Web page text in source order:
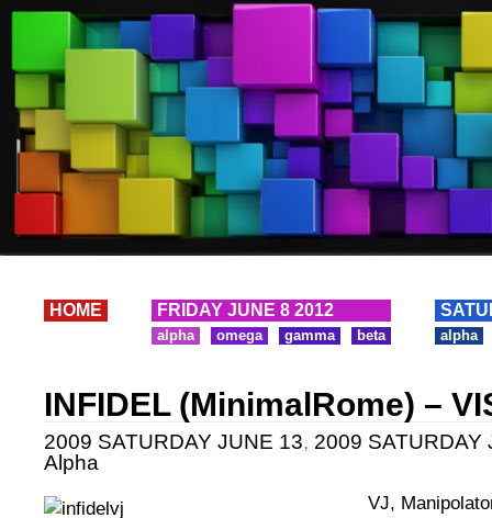
HOME FRIDAY JUNE 8 2012
alpha omega gamma beta alpha
INFIDEL (MinimalRome) –
2009 SATURDAY JUNE 13, 2009 SATURDAY
Alpha
VJ,